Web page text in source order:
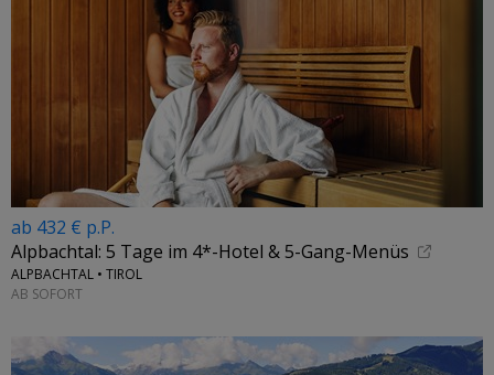
ab 432 € p.P.
Alpbachtal: 5 Tage im 4*-Hotel & 5-Gang-Menüs
ALPBACHTAL • TIROL
AB SOFORT